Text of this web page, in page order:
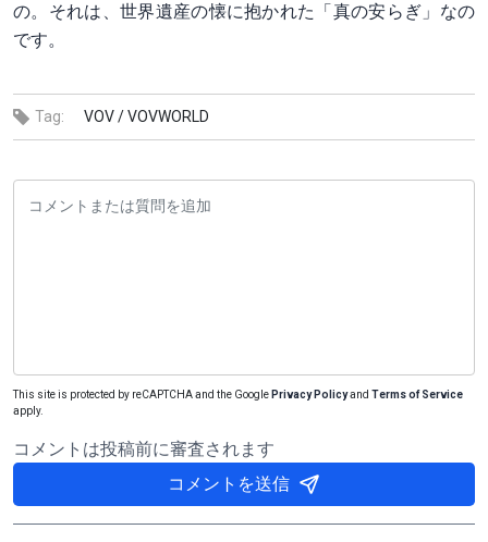
の。それは、世界遺産の懐に抱かれた「真の安らぎ」なの
です。
Tag: VOV /VOVWORLD
This site is protected by reCAPTCHA and the Google Privacy Policyand Terms of Service
apply.
コメントは投稿前に審査されます
コメントを送信